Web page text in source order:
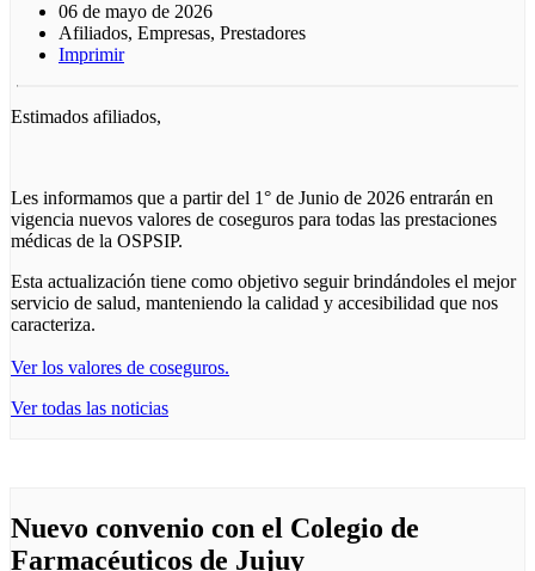
06 de mayo de 2026
Afiliados, Empresas, Prestadores
Imprimir
Estimados afiliados,
Les informamos que a partir del 1° de Junio de 2026 entrarán en
vigencia nuevos valores de coseguros para todas las prestaciones
médicas de la OSPSIP.
Esta actualización tiene como objetivo seguir brindándoles el mejor
servicio de salud, manteniendo la calidad y accesibilidad que nos
caracteriza.
Ver los valores de coseguros.
Ver todas las noticias
Nuevo convenio con el Colegio de
Farmacéuticos de Jujuy